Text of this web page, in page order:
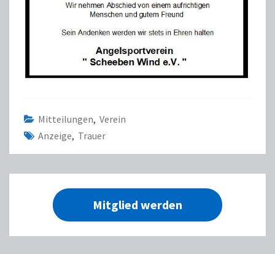
Mitteilungen, Verein
Anzeige, Trauer
Mitglied werden